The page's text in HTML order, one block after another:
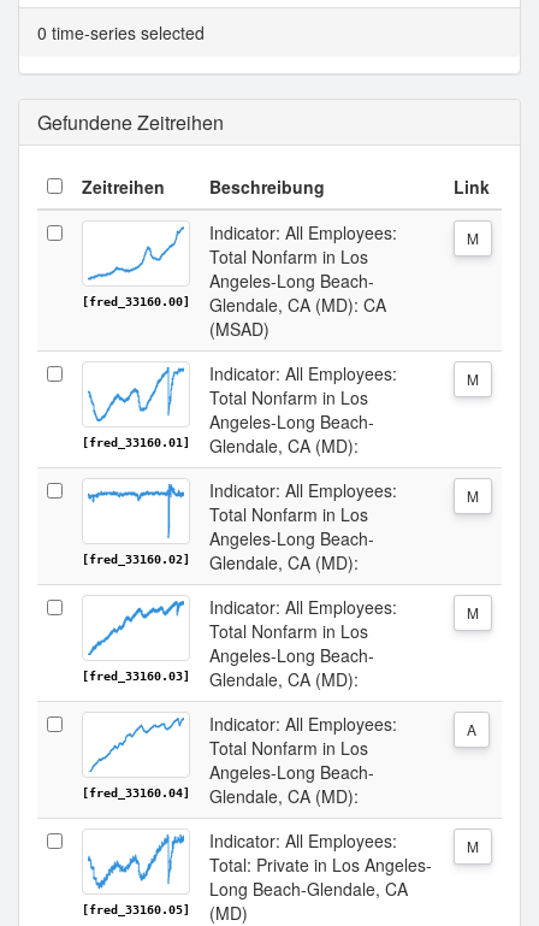
Tabellenansicht.
0 time-series selected
Gefundene Zeitreihen
Zeitreihen Beschreibung Link
[fred_33160.00]
Indicator: All Employees:
Total Nonfarm in Los
Angeles-Long Beach-
Glendale, CA (MD): CA
(MSAD)
M
[fred_33160.01]
Indicator: All Employees:
Total Nonfarm in Los
Angeles-Long Beach-
Glendale, CA (MD):
M
[fred_33160.02]
Indicator: All Employees:
Total Nonfarm in Los
Angeles-Long Beach-
Glendale, CA (MD):
M
[fred_33160.03]
Indicator: All Employees:
Total Nonfarm in Los
Angeles-Long Beach-
Glendale, CA (MD):
M
[fred_33160.04]
Indicator: All Employees:
Total Nonfarm in Los
Angeles-Long Beach-
Glendale, CA (MD):
A
[fred_33160.05]
Indicator: All Employees:
Total: Private in Los Angeles-
Long Beach-Glendale, CA
(MD)
M